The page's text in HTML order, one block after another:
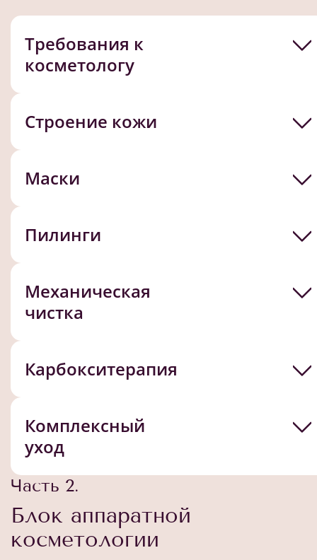
Требования к
косметологу
Строение кожи
Маски
Пилинги
Механическая
чистка
Карбокситерапия
Комплексный
уход
Часть 2.
Блок аппаратной
косметологии